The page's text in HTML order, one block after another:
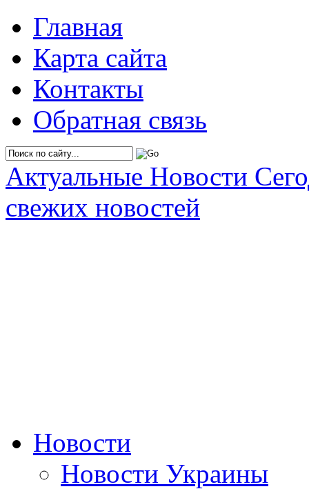
Главная
Карта сайта
Контакты
Обратная связь
Актуальные Новости
свежих новостей
Новости
Новости Украины